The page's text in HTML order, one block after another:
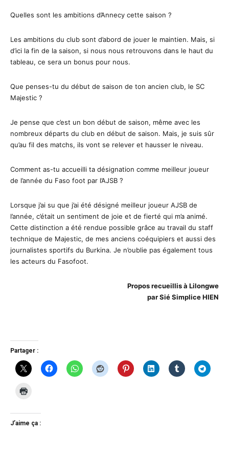
Quelles sont les ambitions d’Annecy cette saison ?
Les ambitions du club sont d’abord de jouer le maintien. Mais, si
d’ici la fin de la saison, si nous nous retrouvons dans le haut du
tableau, ce sera un bonus pour nous.
Que penses-tu du début de saison de ton ancien club, le SC
Majestic ?
Je pense que c’est un bon début de saison, même avec les
nombreux départs du club en début de saison. Mais, je suis sûr
qu’au fil des matchs, ils vont se relever et hausser le niveau.
Comment as-tu accueilli ta désignation comme meilleur joueur
de l’année du Faso foot par l’AJSB ?
Lorsque j’ai su que j’ai été désigné meilleur joueur AJSB de
l’année, c’était un sentiment de joie et de fierté qui m’a animé.
Cette distinction a été rendue possible grâce au travail du staff
technique de Majestic, de mes anciens coéquipiers et aussi des
journalistes sportifs du Burkina. Je n’oublie pas également tous
les acteurs du Fasofoot.
Propos recueillis à Lilongwe
par Sié Simplice HIEN
Partager :
J’aime ça :